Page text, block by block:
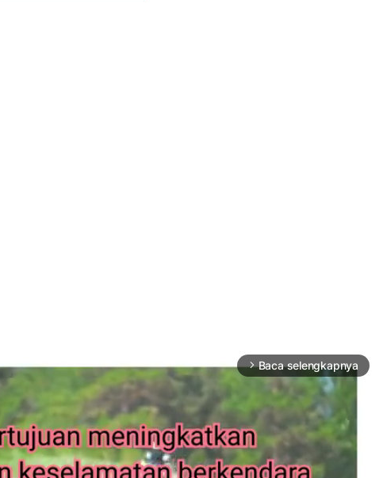
arrow_forward_ios Baca selengkapnya